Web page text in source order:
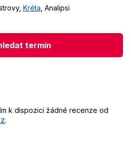
, Kréta Analipsi
termín
k dispozici žádné recenze od
.